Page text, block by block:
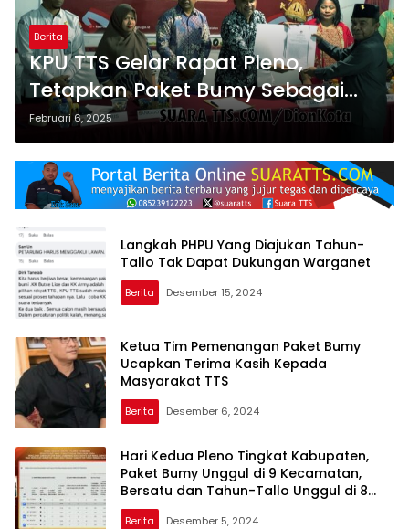
Berita
KPU TTS Gelar Rapat Pleno,
Tetapkan Paket Bumy Sebagai
Paslon Terpilih Pilkada TTS
Februari 6, 2025
Langkah PHPU Yang Diajukan Tahun-
Tallo Tak Dapat Dukungan Warganet
Berita Desember 15, 2024
Ketua Tim Pemenangan Paket Bumy
Ucapkan Terima Kasih Kepada
Masyarakat TTS
Berita Desember 6, 2024
Hari Kedua Pleno Tingkat Kabupaten,
Paket Bumy Unggul di 9 Kecamatan,
Bersatu dan Tahun-Tallo Unggul di 8
Kecamatan
Berita Desember 5, 2024